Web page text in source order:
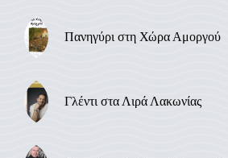
Πανηγύρι στη Χώρα Αμοργού
Γλέντι στα Λιρά Λακωνίας